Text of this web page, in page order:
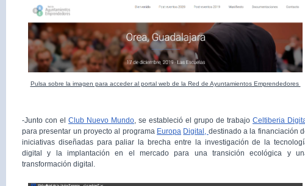
Pulsa sobre la imagen para acceder al portal web de la Red de Ayuntamientos Emprendedores
-Junto con el Club Nuevo Mundo, se estableció el grupo de trabajo Celtiberia
para presentar un proyecto al programa Europa Digital, destinado a la financiación
iniciativas diseñadas para paliar la brecha entre la investigación de la
digital y la implantación en el mercado para una transición ecológica y
transformación digital.